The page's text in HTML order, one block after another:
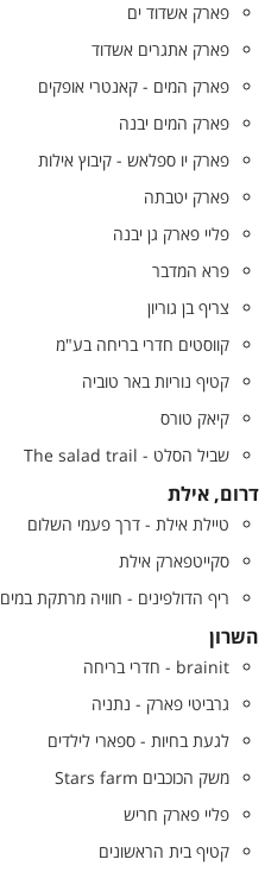
פארק אשדוד ים
פארק אתגרים אשדוד
פארק המים - קאנטרי אופקים
פארק המים יבנה
פארק יו ספלאש - קיבוץ אילות
פארק יטבתה
פליי פארק גן יבנה
פרא המדבר
צריף בן גוריון
קווסטים חדרי בריחה בע"מ
קטיף נוריות באר טוביה
קיאק טורס
שביל הסלט - The salad trail
דרום, אילת
טיילת אילת - דרך פעמי השלום
סקייטפארק אילת
ריף הדולפינים - חוויה מרתקת במים
השרון
brainit - חדרי בריחה
גרביטי פארק - נתניה
לגעת בחיות - ספארי לילדים
משק הכוכבים Stars farm
פליי פארק חריש
קטיף בית הראשונים